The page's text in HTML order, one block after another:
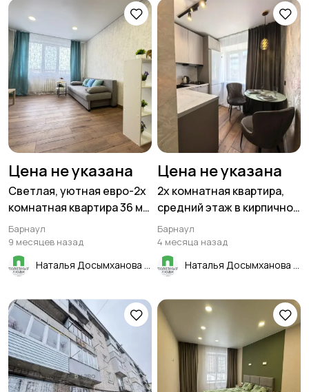
Цена не указана
Светлая, уютная евро-2х
комнатная квартира 36 м²
в Барнауле, Суворова 12 к
1
Барнаул
9 месяцев назад
Наталья Досымханова
Цена не указана
2х комнатная квартира,
средний этаж в кирпичном
доме, 44 м² в центре
Барнаула!
Барнаул
4 месяца назад
Наталья Досымханова